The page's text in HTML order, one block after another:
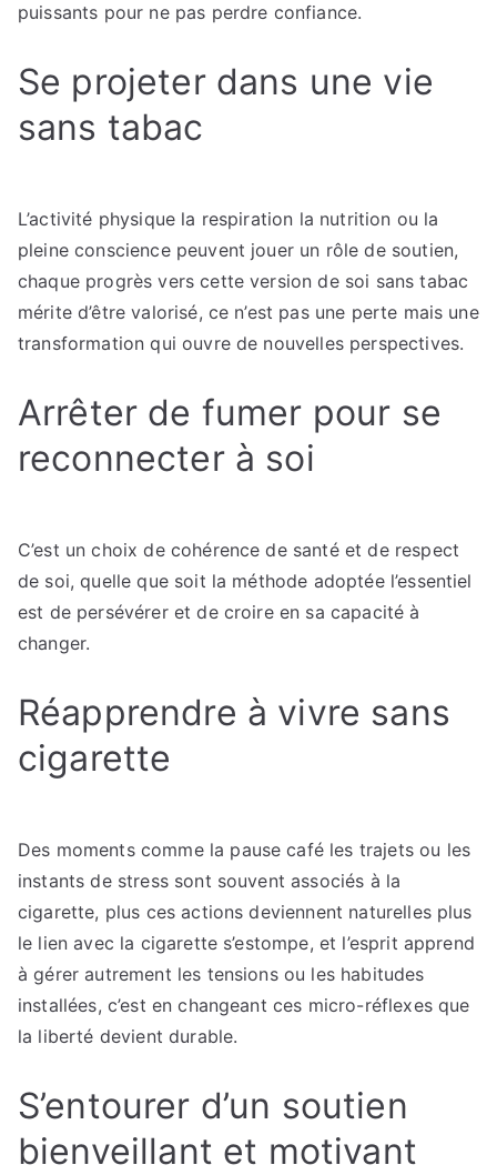
puissants pour ne pas perdre confiance.
Se projeter dans une vie
sans tabac
L’activité physique la respiration la nutrition ou la
pleine conscience peuvent jouer un rôle de soutien,
chaque progrès vers cette version de soi sans tabac
mérite d’être valorisé, ce n’est pas une perte mais une
transformation qui ouvre de nouvelles perspectives.
Arrêter de fumer pour se
reconnecter à soi
C’est un choix de cohérence de santé et de respect
de soi, quelle que soit la méthode adoptée l’essentiel
est de persévérer et de croire en sa capacité à
changer.
Réapprendre à vivre sans
cigarette
Des moments comme la pause café les trajets ou les
instants de stress sont souvent associés à la
cigarette, plus ces actions deviennent naturelles plus
le lien avec la cigarette s’estompe, et l’esprit apprend
à gérer autrement les tensions ou les habitudes
installées, c’est en changeant ces micro-réflexes que
la liberté devient durable.
S’entourer d’un soutien
bienveillant et motivant